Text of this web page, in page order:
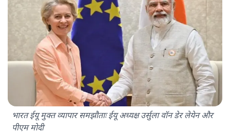
भारत ईयू मुक्त व्यापार समझौताः ईयू अध्यक्ष उर्सुला वॉन डेर लेयेन और
पीएम मोदी